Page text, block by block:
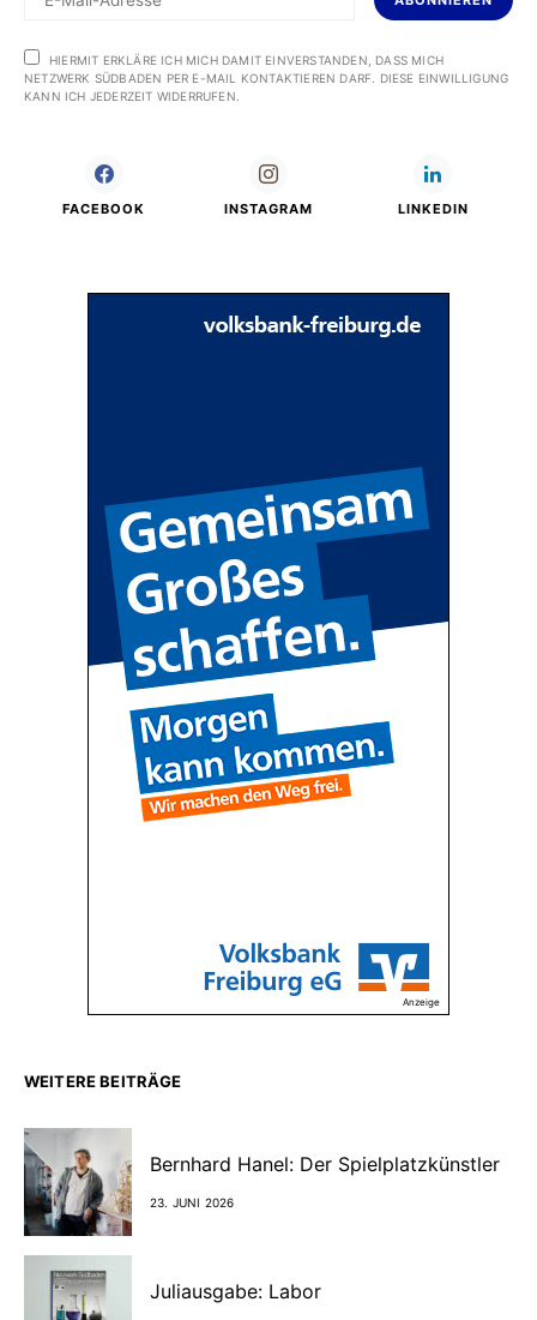
HIERMIT ERKLÄRE ICH MICH DAMIT EINVERSTANDEN, DASS MICH
NETZWERK SÜDBADEN PER E-MAIL KONTAKTIEREN DARF. DIESE EINWILLIGUNG
KANN ICH JEDERZEIT WIDERRUFEN.
FACEBOOK INSTAGRAM LINKEDIN
Anzeige
WEITERE BEITRÄGE
Bernhard Hanel: Der Spielplatzkünstler
23. JUNI 2026
Juliausgabe: Labor